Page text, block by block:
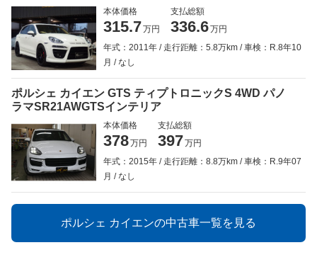
本体価格
315.7万円
支払総額
336.6万円
年式：2011年
走行距離：5.8万km
車検：R.8年10
月
なし
ポルシェ カイエン GTS ティプトロニックS 4WD パノ
ラマSR21AWGTSインテリア
本体価格
378万円
支払総額
397万円
年式：2015年
走行距離：8.8万km
車検：R.9年07
月
なし
ポルシェ カイエンの中古車一覧を見る